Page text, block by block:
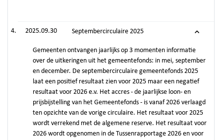
2025.09.30 Septembercirculaire 2025
Gemeenten ontvangen jaarlijks op 3 momenten informatie
over de uitkeringen uit het gemeentefonds: in mei, september
en december. De septembercirculaire gemeentefonds 2025
laat een positief resultaat zien voor 2025 maar een negatief
resultaat voor 2026 e.v. Het accres - de jaarlijkse loon- en
prijsbijstelling van het Gemeentefonds - is vanaf 2026 verlaagd
ten opzichte van de vorige circulaire. Het resultaat voor 2025
wordt verrekend met de algemene reserve. Het resultaat voor
2026 wordt opgenomen in de Tussenrapportage 2026 en voor